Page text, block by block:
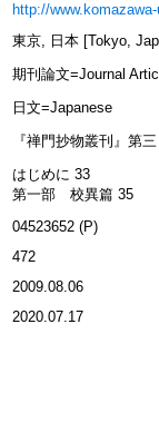
http://
東京, 日本 [Tokyo,
期刊論文=Journal
日文=Japanese
『禅門抄物叢刊』第三
はじめに 33
第一部 校異篇 35
04523652 (P)
472
2009.08.06
2020.07.17